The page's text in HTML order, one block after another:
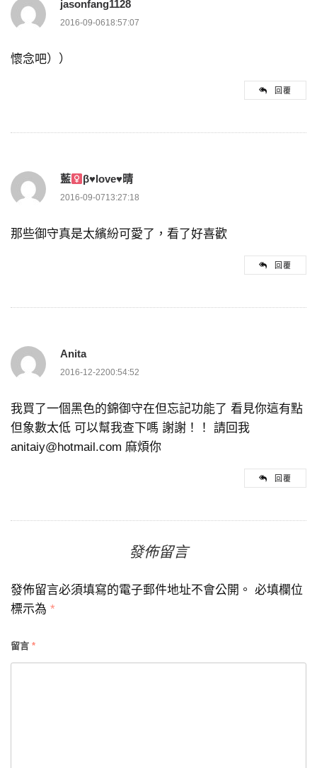
jasonfang1128
2016-09-0618:57:07
懷念吧））
回覆
藍 β♥love♥晴
2016-09-0713:27:18
那些御守真是太繽紛可愛了，看了好喜歡
回覆
Anita
2016-12-2200:54:52
我買了一個黑色的錦御守在但忘記功能了 看見你這有點
但象數太低 可以幫我查下嗎 謝謝！！ 請回我
anitaiy@hotmail.com 麻煩你
回覆
發佈留言
發佈留言必須填寫的電子郵件地址不會公開。 必填欄位
標示為 *
留言 *